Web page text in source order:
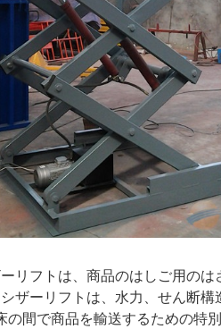
リフトは、商品のはしご用のは
ザーリフトは、水力、せん断
の間で商品を輸送するための特